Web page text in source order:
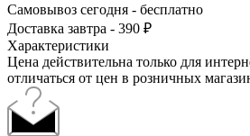
Самовывоз сегодня - бесплатно
Доставка завтра - 390 ₽
Характеристики
Цена действительна только для
отличаться от цен в розничных